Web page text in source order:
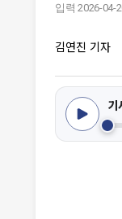
입력 2026-04-
김연진 기자
기